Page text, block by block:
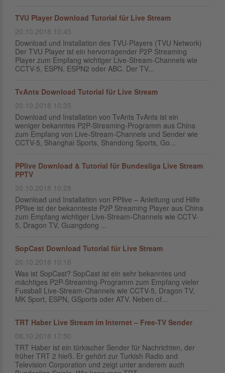
TVU Player Download Tutorial für Live Stream
20.10.2018 10:45
Download und Installation des TVU-Players (TVU Network)
Der TVU Player ist ein hervorragender P2P Streaming
Player zum Empfang wichtiger Live-Stream-Channels wie
CCTV-5, ESPN, ESPN2 oder ABC. Der TV...
TvAnts Download Tutorial für Live Stream
20.10.2018 10:35
Download und Installation von TvAnts TvAnts ist ein
weniger bekanntes P2P-Streaming-Programm aus China
zum Empfang von Live-Stream-Channels und Sender wie
CCTV-5, Shanghai Sports, Shandong Sports, Go...
PPlive Download & Tutorial für Bundesliga Live Stream
PPTV
20.10.2018 10:28
Download und Installation von PPlive – Anleitung und Hilfe
PPlive ist der bekannteste P2P Streaming Player aus China
zum Empfang wichtiger Live-Stream-Channels wie CCTV-
5, Dragon TV, Guangdong ...
SopCast Download Tutorial für Live Stream
20.10.2018 10:16
Was ist SopCast? SopCast ist ein sehr bekanntes und
mächtiges P2P-Streaming-Programm zum Empfang vieler
Fussball Live-Stream-Channels wie CCTV-5, Dragon TV,
MK Sport, ESPN, GSports oder ATV. Neben of...
TRT Haber Live Stream im Internet – Free-TV Sender
08.10.2018 17:50
TRT Haber ist ein türkischer Sender für Nachrichten, der
früher TRT 2 hieß. Er gehört zur Turkish Radio and
Television Corporation und zeigt unter anderem auch